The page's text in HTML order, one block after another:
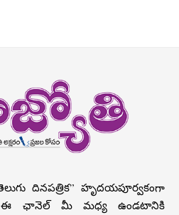
దినపత్రిక” హృదయపూర్వకంగా
ఈ ఛానెల్ మీ మధ్య ఉండటానికి